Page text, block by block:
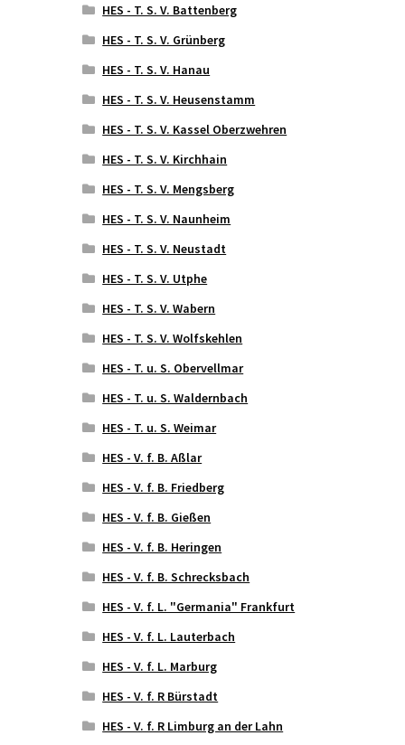
HES - T. S. V. Battenberg
HES - T. S. V. Grünberg
HES - T. S. V. Hanau
HES - T. S. V. Heusenstamm
HES - T. S. V. Kassel Oberzwehren
HES - T. S. V. Kirchhain
HES - T. S. V. Mengsberg
HES - T. S. V. Naunheim
HES - T. S. V. Neustadt
HES - T. S. V. Utphe
HES - T. S. V. Wabern
HES - T. S. V. Wolfskehlen
HES - T. u. S. Obervellmar
HES - T. u. S. Waldernbach
HES - T. u. S. Weimar
HES - V. f. B. Aßlar
HES - V. f. B. Friedberg
HES - V. f. B. Gießen
HES - V. f. B. Heringen
HES - V. f. B. Schrecksbach
HES - V. f. L. "Germania" Frankfurt
HES - V. f. L. Lauterbach
HES - V. f. L. Marburg
HES - V. f. R Bürstadt
HES - V. f. R Limburg an der Lahn